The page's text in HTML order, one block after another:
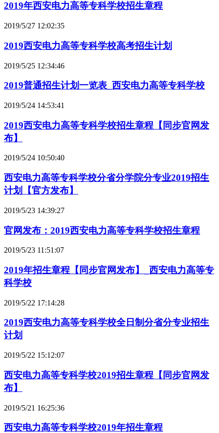
2019年西安电力高等专科学校招生章程
2019/5/27 12:02:35
2019西安电力高等专科学校高考招生计划
2019/5/25 12:34:46
2019普通招生计划一览表_西安电力高等专科学校
2019/5/24 14:53:41
2019西安电力高等专科学校招生章程【同步官网发
布】
2019/5/24 10:50:40
西安电力高等专科学校分省分学院分专业2019招生
计划【官方发布】
2019/5/23 14:39:27
官网发布：2019西安电力高等专科学校招生章程
2019/5/23 11:51:07
2019年招生章程【同步官网发布】_西安电力高等专
科学校
2019/5/22 17:14:28
2019西安电力高等专科学校全日制分省分专业招生
计划
2019/5/22 15:12:07
西安电力高等专科学校2019招生章程【同步官网发
布】
2019/5/21 16:25:36
西安电力高等专科学校2019年招生章程